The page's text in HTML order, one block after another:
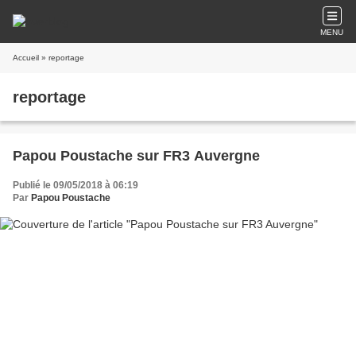
MENU
Accueil » reportage
reportage
Papou Poustache sur FR3 Auvergne
Publié le 09/05/2018 à 06:19
Par Papou Poustache